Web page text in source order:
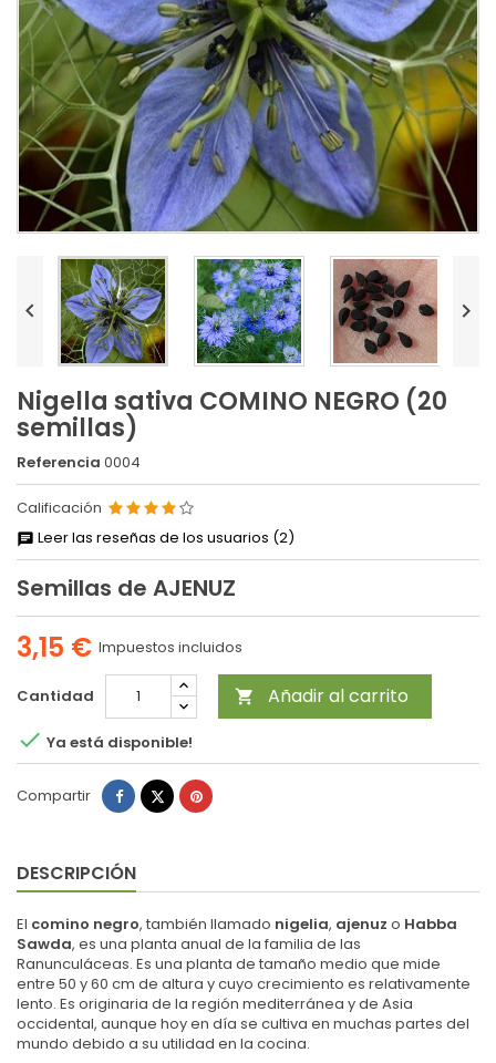
 
Nigella sativa COMINO NEGRO (20
semillas)
Referencia 0004
Calificación
Leer las reseñas de los usuarios (2)
Semillas de AJENUZ
3,15 € Impuestos incluidos
Cantidad  Añadir al carrito
 Ya está disponible!
Compartir Compartir
TuitearPinterest
DESCRIPCIÓN
El comino negro, también llamado nigelia, ajenuz o Habba
Sawda, es una planta anual de la familia de las
Ranunculáceas. Es una planta de tamaño medio que mide
entre 50 y 60 cm de altura y cuyo crecimiento es relativamente
lento. Es originaria de la región mediterránea y de Asia
occidental, aunque hoy en día se cultiva en muchas partes del
mundo debido a su utilidad en la cocina.